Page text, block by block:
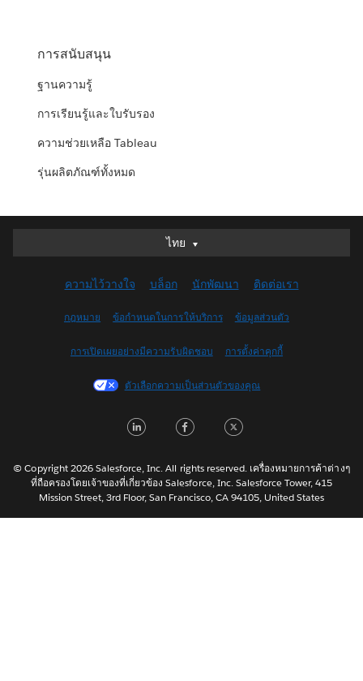
การสนับสนุน
ฐานความรู้
การเรียนรู้และใบรับรอง
ความช่วยเหลือ Tableau
รุ่นผลิตภัณฑ์ทั้งหมด
ไทย
ไทย
English (UK)
English (US)
Français (Canada)
Français (France)
日本語
Nederlands
Português
ความไว้วางใจ บล็อก นักพัฒนา ติดต่อเรา
กฎหมาย ข้อกำหนดในการให้บริการ ข้อมูลส่วนตัว
การเปิดเผยอย่างมีความรับผิดชอบ การตั้งค่าคุกกี้
ตัวเลือกความเป็นส่วนตัวของคุณ
LinkedInFacebook
© Copyright 2026 Salesforce, Inc. All rights reserved. เครื่องหมายการค้าต่างๆ
ที่ถือครองโดยเจ้าของที่เกี่ยวข้อง Salesforce, Inc. Salesforce Tower, 415
Mission Street, 3rd Floor, San Francisco, CA 94105, United States